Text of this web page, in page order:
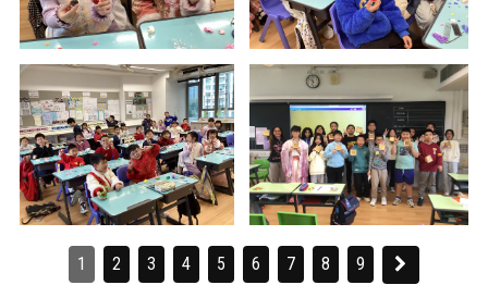
1 2 3 4 5 6 7 8 9